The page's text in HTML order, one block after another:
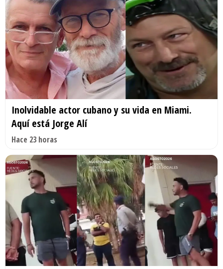
Inolvidable actor cubano y su vida en Miami.
Aquí está Jorge Alí
Hace 23 horas